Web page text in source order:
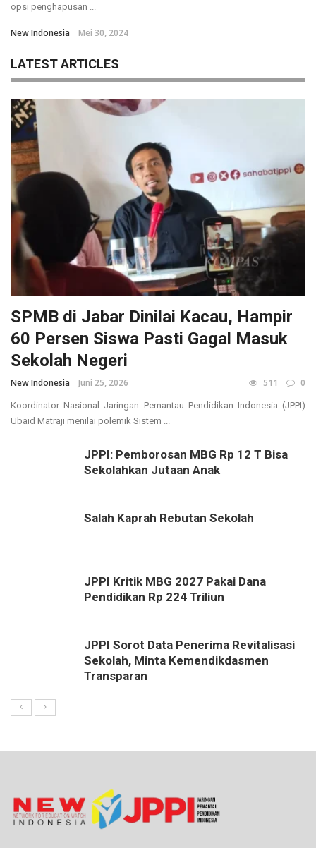
opsi penghapusan ...
New Indonesia Mei 30, 2024
LATEST ARTICLES
SPMB di Jabar Dinilai Kacau, Hampir
60 Persen Siswa Pasti Gagal Masuk
Sekolah Negeri
New Indonesia Juni 25, 2026 511 0
Koordinator Nasional Jaringan Pemantau Pendidikan Indonesia (JPPI)
Ubaid Matraji menilai polemik Sistem ...
JPPI: Pemborosan MBG Rp 12 T Bisa
Sekolahkan Jutaan Anak
Salah Kaprah Rebutan Sekolah
JPPI Kritik MBG 2027 Pakai Dana
Pendidikan Rp 224 Triliun
JPPI Sorot Data Penerima Revitalisasi
Sekolah, Minta Kemendikdasmen
Transparan